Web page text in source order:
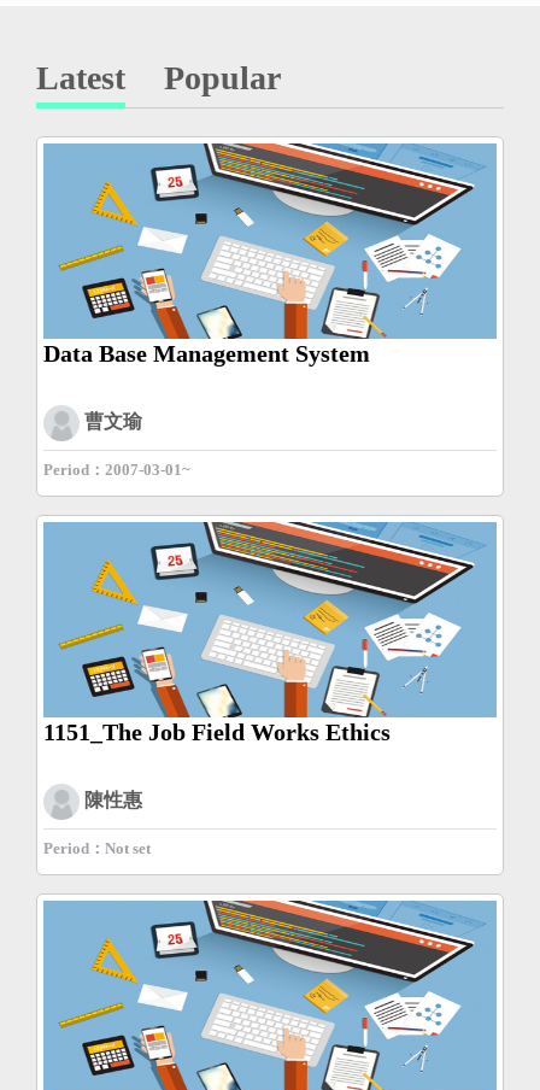
Latest Popular
Data Base Management System
曹文瑜
Period：2007-03-01~
1151_The Job Field Works Ethics
陳性惠
Period：Not set